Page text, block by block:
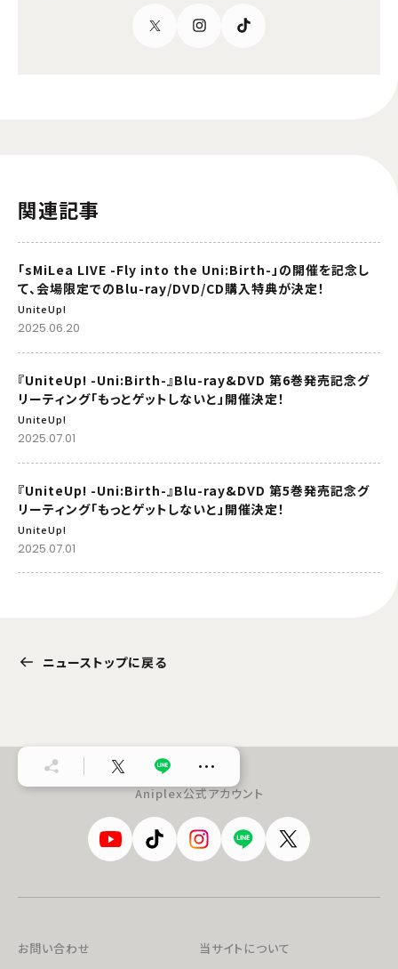
関連記事
「sMiLea LIVE -Fly into the Uni:Birth-」の開催を記念し
て、会場限定でのBlu-ray/DVD/CD購入特典が決定！
UniteUp!
2025.06.20
『UniteUp! -Uni:Birth-』Blu-ray&DVD 第6巻発売記念グ
リーティング「もっとゲットしないと」開催決定！
UniteUp!
2025.07.01
『UniteUp! -Uni:Birth-』Blu-ray&DVD 第5巻発売記念グ
リーティング「もっとゲットしないと」開催決定！
UniteUp!
2025.07.01
ニューストップに戻る
…
Aniplex公式アカウント
お問い合わせ 当サイトについて